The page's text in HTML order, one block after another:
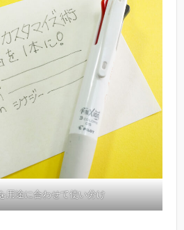
用途に合わせて使い分け